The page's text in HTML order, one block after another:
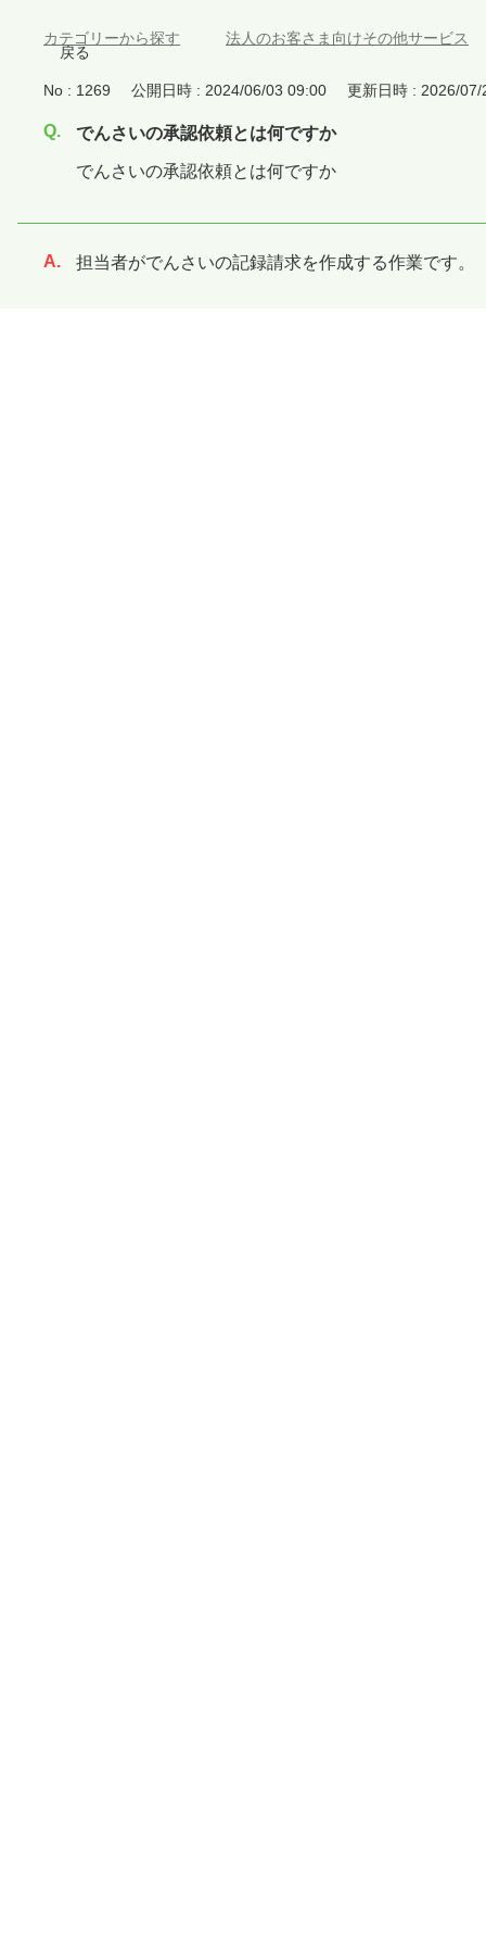
カテゴリーから探す
法人のお客さま向けその他サービス
戻る
No : 1269 公開日時 : 2024/06/03 09:00 更新日時 : 2026/
でんさいの承認依頼とは何ですか
でんさいの承認依頼とは何ですか
回答
担当者がでんさいの記録請求を作成する作業です。